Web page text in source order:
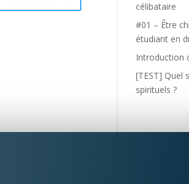
célibataire
#01 – Être
étudiant en
Introduction
[TEST] Quel
spirituels ?